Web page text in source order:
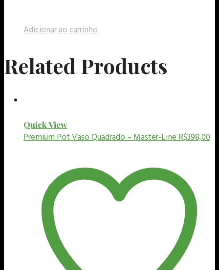
Adicionar ao carrinho
Related Products
Quick View
Premium PotVaso Quadrado – Master-LineR$398,00